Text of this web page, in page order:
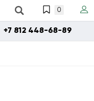
0
+7 812 448-68-89